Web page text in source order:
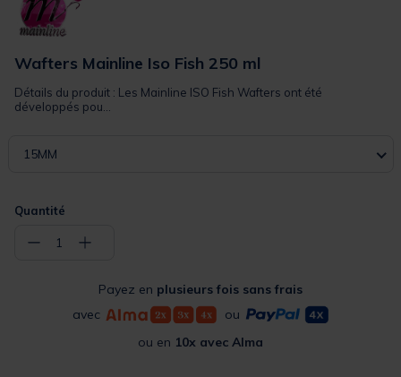
Wafters Mainline Iso Fish 250 ml
Détails du produit : Les Mainline ISO Fish Wafters ont été
développés pou...
15MM
Quantité
− 1 +
Payez en plusieurs fois sans frais
avec
ou
ou en 10x avec Alma